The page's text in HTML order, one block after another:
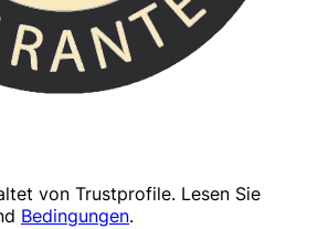
von Trustprofile. Lesen Sie
Bedingungen.